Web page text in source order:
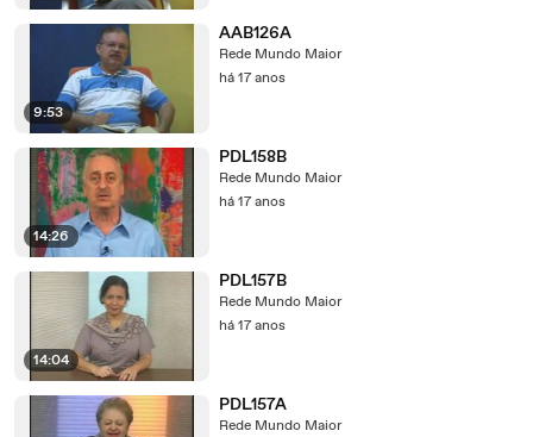
9:53
AAB126A
Rede Mundo Maior
há 17 anos
14:26
PDL158B
Rede Mundo Maior
há 17 anos
14:04
PDL157B
Rede Mundo Maior
há 17 anos
PDL157A
Rede Mundo Maior